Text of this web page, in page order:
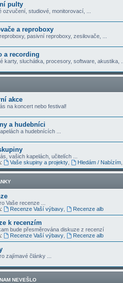
pulty
ozvučení, studiové, monitorovací, ...
a reproboxy
pasivní reproboxy, zesilovače, ...
a recording
karty, sluchátka, procesory, software, akustika, ...
akce
na koncert nebo festival!
a hudebníci
a hudebnících ...
vašich kapelách, učitelích ...
Vaše skupiny a projekty, Hledám / Nabízím,
Vaše recenze ...
Recenze Vaší výbavy, Recenze alb
k recenzím
bude přesměrována diskuze z recenzí
Recenze Vaší výbavy, Recenze alb
zajímavé články ...
NEVEŠLO